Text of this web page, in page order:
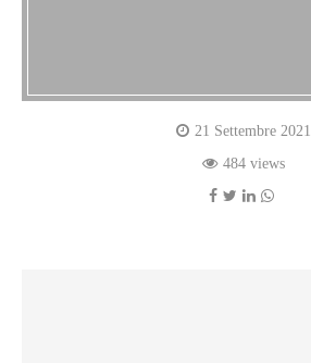
21 Settembre 2021
484 views